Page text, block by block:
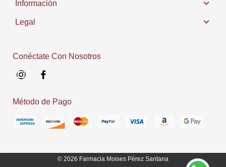
Información
Legal
Conéctate Con Nosotros
InstagramFacebook
Método de Pago
© 2026 Farmacia Moises Pérez Santana